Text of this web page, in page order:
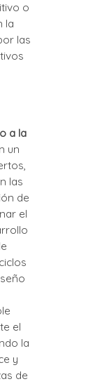
o
la
las
a la
un
las
de
el
el
la
y
de